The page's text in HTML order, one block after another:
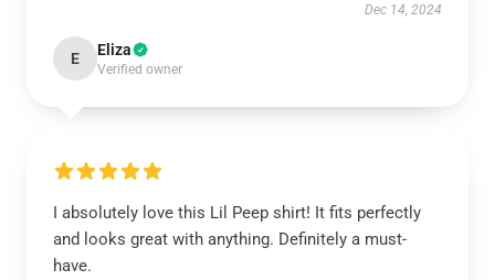
Dec 14, 2024
E Eliza
Verified owner
I absolutely love this Lil Peep shirt! It fits perfectly
and looks great with anything. Definitely a must-
have.